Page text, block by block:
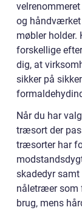
og håndværket
møbler holder.
forskellige
dig, at
sikker på
Når du har
træsort der
træsorter har
skadedyr samt
nåletræer som
brug, mens